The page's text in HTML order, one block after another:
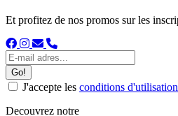
Et profitez de nos promos sur les
Go!
J'accepte les conditions d'utilisation
Decouvrez notre